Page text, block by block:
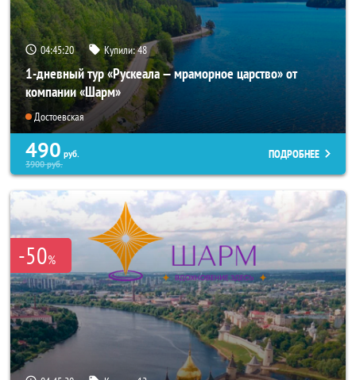
04:45:18 Купили:48
1-дневный тур «Рускеала — мраморное царство» от
компании «Шарм»
Достоевская
490 руб.
3900руб.
ПОДРОБНЕЕ
-50%